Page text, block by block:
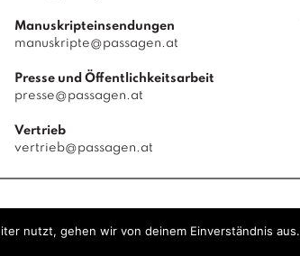
Manuskripteinsendungen
manuskripte@passagen.at
Presse und Öffentlichkeitsarbeit
presse@passagen.at
Vertrieb
vertrieb@passagen.at
nutzt, gehen wir von deinem Einverständnis aus.